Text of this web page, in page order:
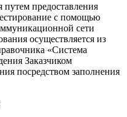
путем предоставления
с помощью
сети
осуществляется из
«Система
Заказчиком
посредством заполнения